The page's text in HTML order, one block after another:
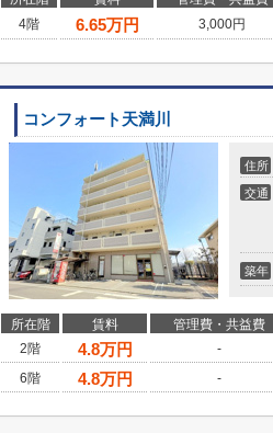
4階
6.65万円 3,000円
コンフォート天満川
住所
交通
築年
所在階 賃料 管理費・共益費
2階
4.8万円 -
6階
4.8万円 -